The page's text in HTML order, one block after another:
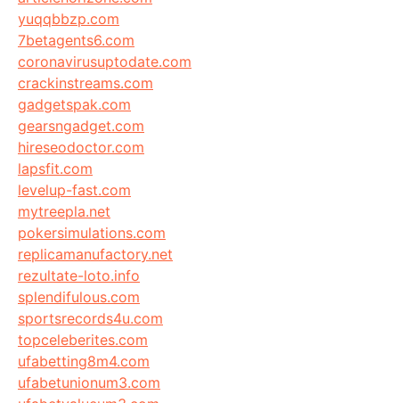
yuqqbbzp.com
7betagents6.com
coronavirusuptodate.com
crackinstreams.com
gadgetspak.com
gearsngadget.com
hireseodoctor.com
lapsfit.com
levelup-fast.com
mytreepla.net
pokersimulations.com
replicamanufactory.net
rezultate-loto.info
splendifulous.com
sportsrecords4u.com
topceleberites.com
ufabetting8m4.com
ufabetunionum3.com